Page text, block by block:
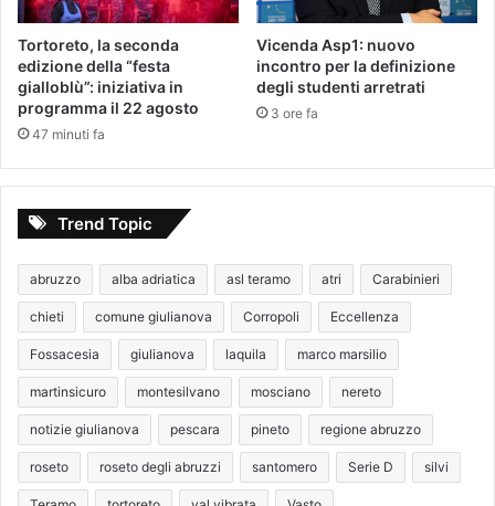
Tortoreto, la seconda
edizione della “festa
gialloblù”: iniziativa in
programma il 22 agosto
47 minuti fa
Vicenda Asp1: nuovo
incontro per la definizione
degli studenti arretrati
3 ore fa
Trend Topic
abruzzo alba adriatica asl teramo atri Carabinieri
chieti comune giulianova Corropoli Eccellenza
Fossacesia giulianova laquila marco marsilio
martinsicuro montesilvano mosciano nereto
notizie giulianova pescara pineto regione abruzzo
roseto roseto degli abruzzi santomero Serie D silvi